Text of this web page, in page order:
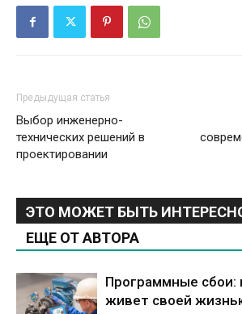
Предыдущая статья
Выбор инженерно-
технических решений в
проектировании
ЭТО МОЖЕТ БЫТЬ
ЕЩЕ ОТ АВТОРА
Программные сбои:
живет своей